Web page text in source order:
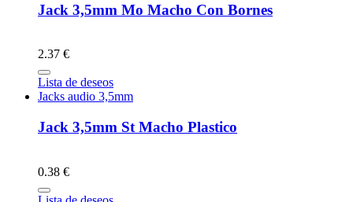
Jack 3,5mm Mo Macho Con Bornes
2.37 €
Lista de deseos
Jacks audio 3,5mm
Jack 3,5mm St Macho Plastico
0.38 €